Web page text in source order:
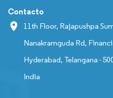
Contacto
11th Floor, Rajapushpa
Nanakramguda Rd,
Hyderabad, Telangana -
India